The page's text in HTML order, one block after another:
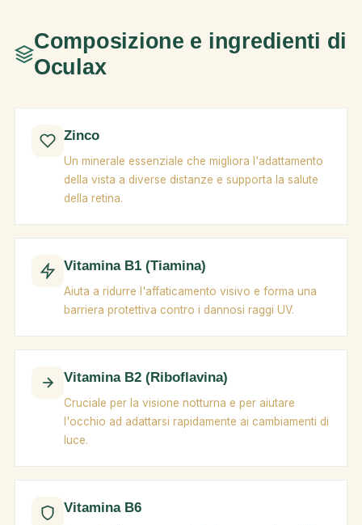
Composizione e ingredienti di
Oculax
Zinco
Un minerale essenziale che migliora l'adattamento
della vista a diverse distanze e supporta la salute
della retina.
Vitamina B1 (Tiamina)
Aiuta a ridurre l'affaticamento visivo e forma una
barriera protettiva contro i dannosi raggi UV.
Vitamina B2 (Riboflavina)
Cruciale per la visione notturna e per aiutare
l'occhio ad adattarsi rapidamente ai cambiamenti di
luce.
Vitamina B6